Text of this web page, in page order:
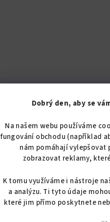
Dobrý den, aby se
Na našem webu používáme
fungování obchodu (například
nám pomáhají
zobrazovat reklamy,
K tomu využíváme i nástroje
a analýzu. Ti tyto údaje
které jim přímo poskytnete